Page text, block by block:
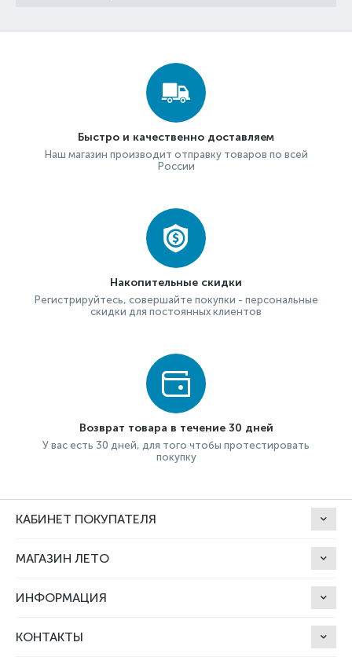
Быстро и качественно доставляем
Наш магазин производит отправку товаров по всей
России
Накопительные скидки
Регистрируйтесь, совершайте покупки - персональные
скидки для постоянных клиентов
Возврат товара в течение 30 дней
У вас есть 30 дней, для того чтобы протестировать
покупку
КАБИНЕТ ПОКУПАТЕЛЯ
МАГАЗИН ЛЕТО
ИНФОРМАЦИЯ
КОНТАКТЫ